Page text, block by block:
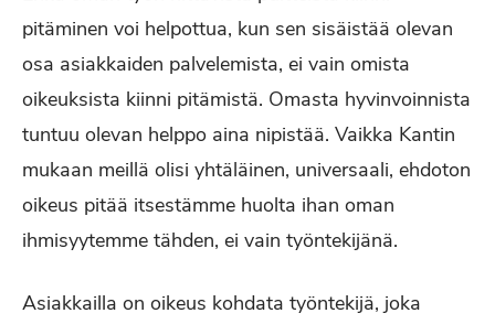
pitäminen voi helpottua, kun sen sisäistää olevan
osa asiakkaiden palvelemista, ei vain omista
oikeuksista kiinni pitämistä. Omasta hyvinvoinnista
tuntuu olevan helppo aina nipistää. Vaikka Kantin
mukaan meillä olisi yhtäläinen, universaali, ehdoton
oikeus pitää itsestämme huolta ihan oman
ihmisyytemme tähden, ei vain työntekijänä.
Asiakkailla on oikeus kohdata työntekijä, joka